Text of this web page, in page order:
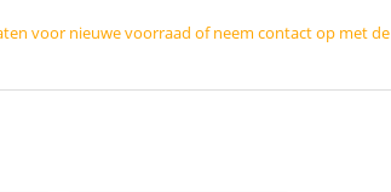
voor nieuwe voorraad of neem contact op met de